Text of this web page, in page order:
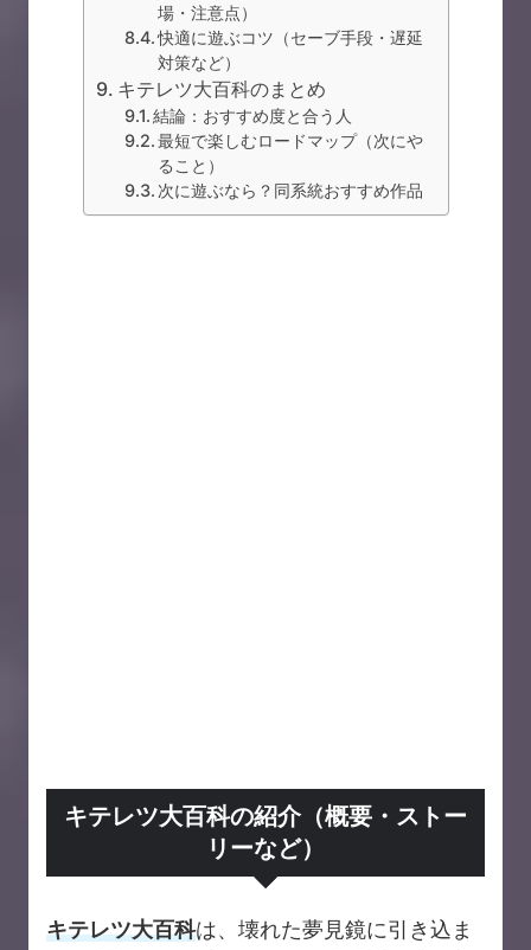
場・注意点）
快適に遊ぶコツ（セーブ手段・遅延
対策など）
キテレツ大百科のまとめ
結論：おすすめ度と合う人
最短で楽しむロードマップ（次にや
ること）
次に遊ぶなら？同系統おすすめ作品
キテレツ大百科の紹介（概要・ストー
リーなど）
キテレツ大百科は、壊れた夢見鏡に引き込ま